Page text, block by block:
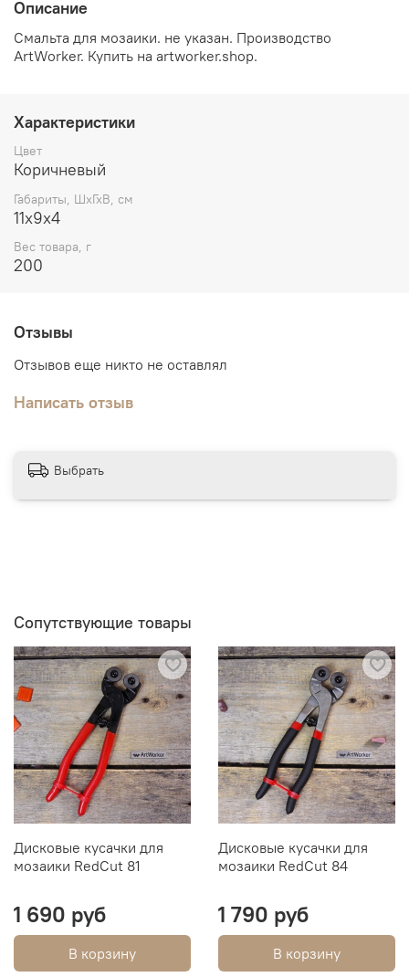
Описание
Смальта для мозаики. не указан. Производство
ArtWorker. Купить на artworker.shop.
Характеристики
Цвет
Коричневый
Габариты, ШхГхВ, см
11х9х4
Вес товара, г
200
Отзывы
Отзывов еще никто не оставлял
Написать отзыв
Выбрать
Сопутствующие товары
Дисковые кусачки для
мозаики RedCut 81
1 690 руб
В корзину
Дисковые кусачки для
мозаики RedCut 84
1 790 руб
В корзину